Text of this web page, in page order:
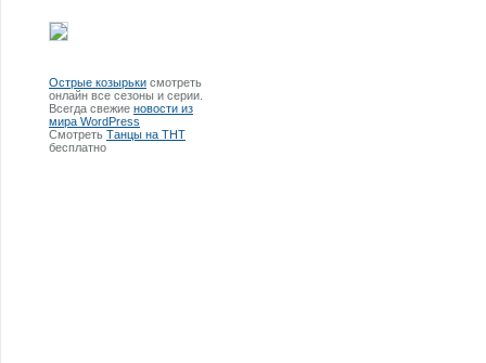
Острые козырьки смотреть
онлайн все сезоны и серии.
Всегда свежие новости из
мира WordPress
Смотреть Танцы на ТНТ
бесплатно